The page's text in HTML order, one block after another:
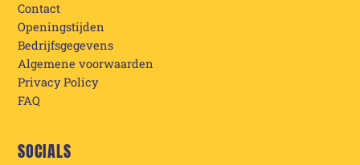
Contact
Openingstijden
Bedrijfsgegevens
Algemene voorwaarden
Privacy Policy
FAQ
SOCIALS